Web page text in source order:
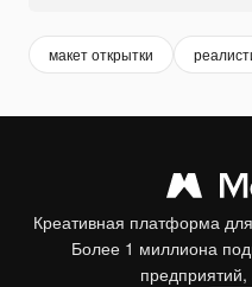
макет открытки
Креативная платформа
Более 1 миллиона
предприятий,